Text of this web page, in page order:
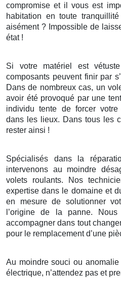
compromise et il vous est
habitation en toute
aisément ? Impossible de
état !
Si votre matériel est
composants peuvent finir par
Dans de nombreux cas, un
avoir été provoqué par une
individu tente de forcer
dans les lieux. Dans tous les
rester ainsi !
Spécialisés dans la
intervenons au moindre
volets roulants. Nos
expertise dans le domaine et
en mesure de solutionner
l’origine de la panne.
accompagner dans tout
pour le remplacement d’une
Au moindre souci ou
électrique, n’attendez pas et